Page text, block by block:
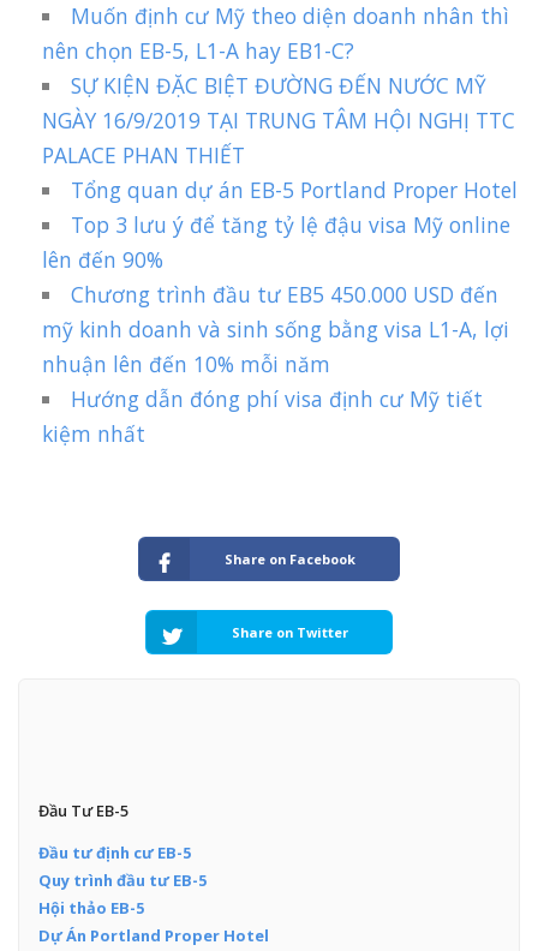
Muốn định cư Mỹ theo diện doanh nhân thì
nên chọn EB-5, L1-A hay EB1-C?
SỰ KIỆN ĐẶC BIỆT ĐƯỜNG ĐẾN NƯỚC MỸ
NGÀY 16/9/2019 TẠI TRUNG TÂM HỘI NGHỊ TTC
PALACE PHAN THIẾT
Tổng quan dự án EB-5 Portland Proper Hotel
Top 3 lưu ý để tăng tỷ lệ đậu visa Mỹ online
lên đến 90%
Chương trình đầu tư EB5 450.000 USD đến
mỹ kinh doanh và sinh sống bằng visa L1-A, lợi
nhuận lên đến 10% mỗi năm
Hướng dẫn đóng phí visa định cư Mỹ tiết
kiệm nhất
Share on Facebook
Share on Twitter
Đầu Tư EB-5
Đầu tư định cư EB-5
Quy trình đầu tư EB-5
Hội thảo EB-5
Dự Án Portland Proper Hotel